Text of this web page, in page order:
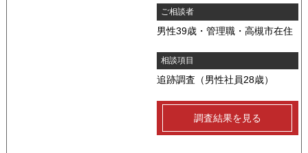
ご相談者
男性39歳・管理職・高槻市在住
相談項目
追跡調査（男性社員28歳）
調査結果を見る